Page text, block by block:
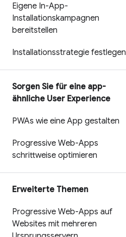
Eigene In-App-
Installationskampagnen
bereitstellen
Installationsstrategie festlegen
Sorgen Sie für eine app-
ähnliche User Experience
PWAs wie eine App gestalten
Progressive Web-Apps
schrittweise optimieren
Erweiterte Themen
Progressive Web-Apps auf
Websites mit mehreren